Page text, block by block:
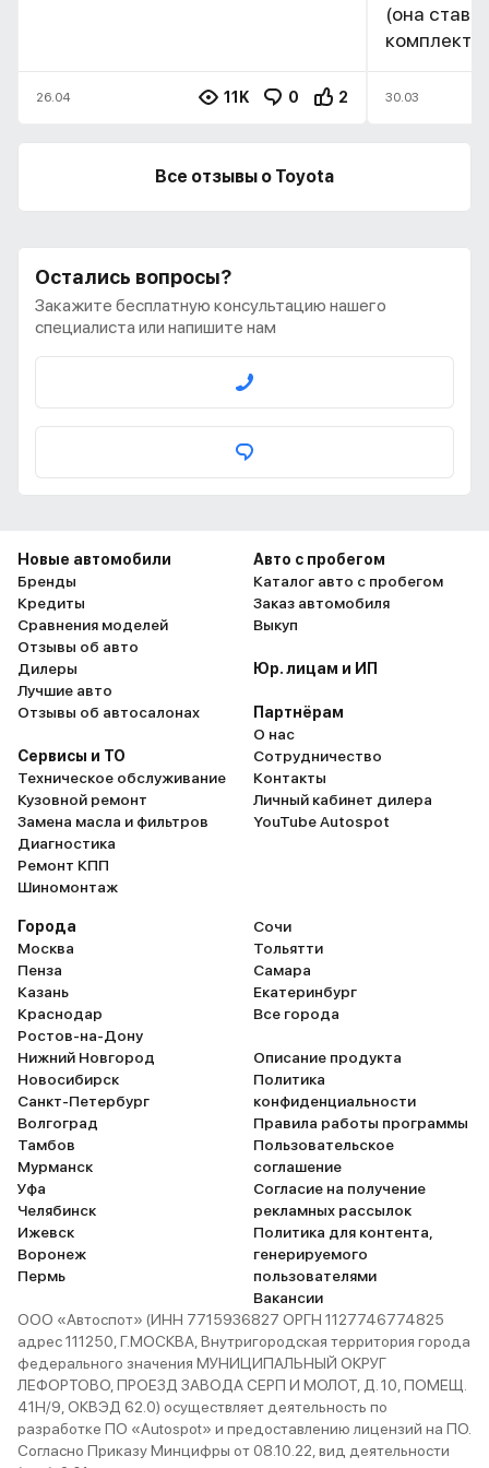
26.04 11K 0 2
(она
30.03
Все отзывы о Toyota
Остались вопросы?
Закажите бесплатную консультацию нашего
специалиста или напишите нам
Новые автомобили
Бренды
Кредиты
Сравнения моделей
Отзывы об авто
Дилеры
Лучшие авто
Отзывы об автосалонах
Сервисы и ТО
Техническое обслуживание
Кузовной ремонт
Замена масла и фильтров
Диагностика
Ремонт КПП
Шиномонтаж
Авто с пробегом
Каталог авто с пробегом
Заказ автомобиля
Выкуп
Юр. лицам и ИП
Партнёрам
О нас
Сотрудничество
Контакты
Личный кабинет дилера
YouTube Autospot
Города
Москва
Пенза
Казань
Краснодар
Ростов-на-Дону
Нижний Новгород
Новосибирск
Санкт-Петербург
Волгоград
Тамбов
Мурманск
Уфа
Челябинск
Ижевск
Воронеж
Пермь
Сочи
Тольятти
Самара
Екатеринбург
Все города
Описание продукта
Политика
конфиденциальности
Правила работы программы
Пользовательское
соглашение
Согласие на получение
рекламных рассылок
Политика для контента,
генерируемого
пользователями
Вакансии
ООО «Автоспот» (ИНН 7715936827 ОРГН 1127746774825
адрес 111250, Г.МОСКВА, Внутригородская территория города
федерального значения МУНИЦИПАЛЬНЫЙ ОКРУГ
ЛЕФОРТОВО, ПРОЕЗД ЗАВОДА СЕРП И МОЛОТ, Д. 10, ПОМЕЩ.
41Н/9, ОКВЭД 62.0) осуществляет деятельность по
разработке ПО «Autospot» и предоставлению лицензий на ПО.
Согласно Приказу Минцифры от 08.10.22, вид деятельности